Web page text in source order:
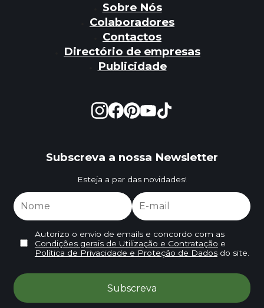
Sobre Nós
Colaboradores
Contactos
Directório de empresas
Publicidade
Subscreva a nossa Newsletter
Esteja a par das novidades!
Autorizo o envio de emails e concordo com as
Condições gerais de Utilização e Contratação e
Política de Privacidade e Proteção de Dadosdo site.